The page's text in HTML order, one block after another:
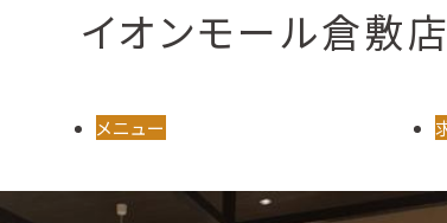
イオンモール倉敷店
メニュー